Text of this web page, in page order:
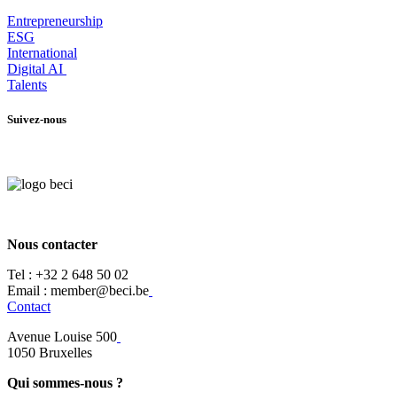
Entrepreneurship
ESG
International
Digital AI
Talents
Suivez-nous
Nous contacter
Tel : +32 2 648 50 02​
​​Email : member@beci.be
Contact
Avenue Louise 500
​1050 Bruxelles
Qui sommes-nous ?